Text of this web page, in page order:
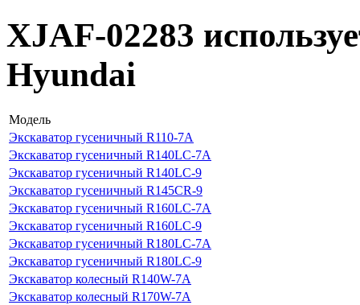
XJAF-02283
Hyundai
Модель
Экскаватор гусеничный R110-7A
Экскаватор гусеничный R140LC-7A
Экскаватор гусеничный R140LC-9
Экскаватор гусеничный R145CR-9
Экскаватор гусеничный R160LC-7A
Экскаватор гусеничный R160LC-9
Экскаватор гусеничный R180LC-7A
Экскаватор гусеничный R180LC-9
Экскаватор колесный R140W-7A
Экскаватор колесный R170W-7A